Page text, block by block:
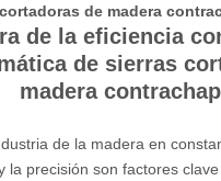
cortadoras de madera
de la eficiencia
de sierras
madera
de la madera en
la precisión son factores